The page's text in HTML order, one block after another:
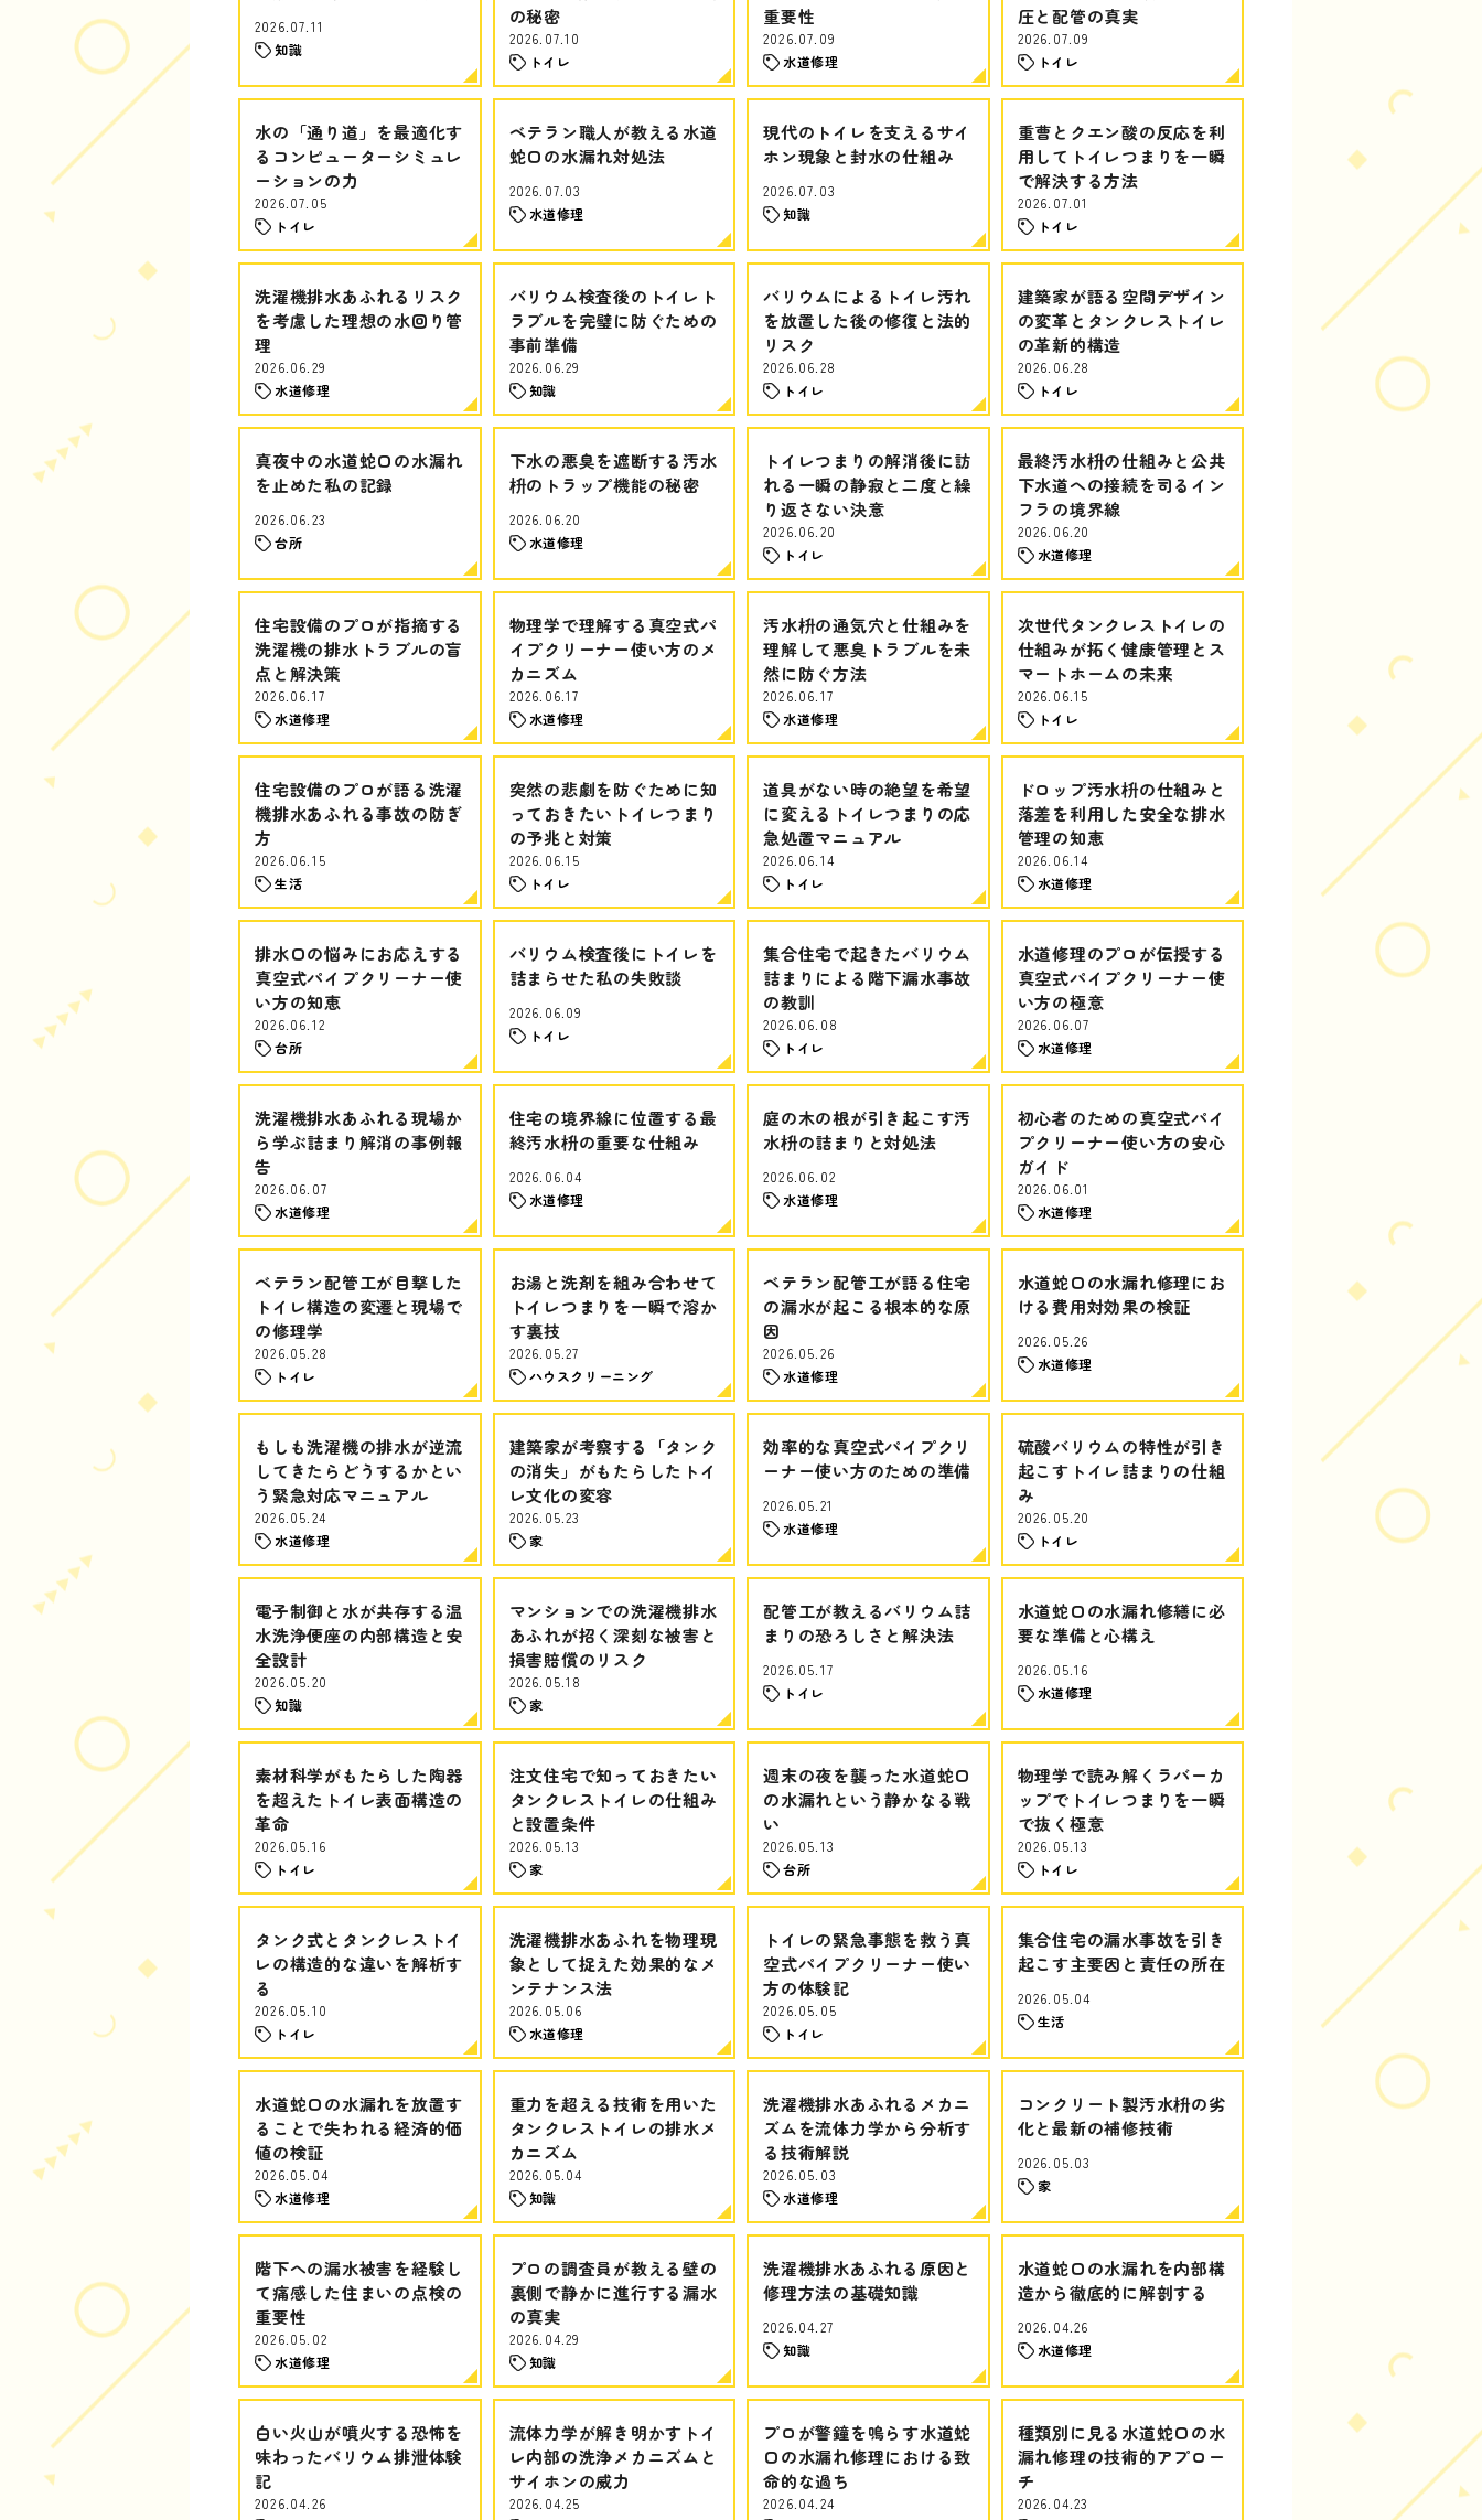
2026.07.11
知識
の秘密
2026.07.10
トイレ
重要性
2026.07.09
水道修理
圧と配管の真実
2026.07.09
トイレ
水の「通り道」を最適化す
るコンピューターシミュレ
ーションの力
2026.07.05
トイレ
ベテラン職人が教える水道
蛇口の水漏れ対処法
2026.07.03
水道修理
現代のトイレを支えるサイ
ホン現象と封水の仕組み
2026.07.03
知識
重曹とクエン酸の反応を利
用してトイレつまりを一瞬
で解決する方法
2026.07.01
トイレ
洗濯機排水あふれるリスク
を考慮した理想の水回り管
理
2026.06.29
水道修理
バリウム検査後のトイレト
ラブルを完璧に防ぐための
事前準備
2026.06.29
知識
バリウムによるトイレ汚れ
を放置した後の修復と法的
リスク
2026.06.28
トイレ
建築家が語る空間デザイン
の変革とタンクレストイレ
の革新的構造
2026.06.28
トイレ
真夜中の水道蛇口の水漏れ
を止めた私の記録
2026.06.23
台所
下水の悪臭を遮断する汚水
枡のトラップ機能の秘密
2026.06.20
水道修理
トイレつまりの解消後に訪
れる一瞬の静寂と二度と繰
り返さない決意
2026.06.20
トイレ
最終汚水枡の仕組みと公共
下水道への接続を司るイン
フラの境界線
2026.06.20
水道修理
住宅設備のプロが指摘する
洗濯機の排水トラブルの盲
点と解決策
2026.06.17
水道修理
物理学で理解する真空式パ
イプクリーナー使い方のメ
カニズム
2026.06.17
水道修理
汚水枡の通気穴と仕組みを
理解して悪臭トラブルを未
然に防ぐ方法
2026.06.17
水道修理
次世代タンクレストイレの
仕組みが拓く健康管理とス
マートホームの未来
2026.06.15
トイレ
住宅設備のプロが語る洗濯
機排水あふれる事故の防ぎ
方
2026.06.15
生活
突然の悲劇を防ぐために知
っておきたいトイレつまり
の予兆と対策
2026.06.15
トイレ
道具がない時の絶望を希望
に変えるトイレつまりの応
急処置マニュアル
2026.06.14
トイレ
ドロップ汚水枡の仕組みと
落差を利用した安全な排水
管理の知恵
2026.06.14
水道修理
排水口の悩みにお応えする
真空式パイプクリーナー使
い方の知恵
2026.06.12
台所
バリウム検査後にトイレを
詰まらせた私の失敗談
2026.06.09
トイレ
集合住宅で起きたバリウム
詰まりによる階下漏水事故
の教訓
2026.06.08
トイレ
水道修理のプロが伝授する
真空式パイプクリーナー使
い方の極意
2026.06.07
水道修理
洗濯機排水あふれる現場か
ら学ぶ詰まり解消の事例報
告
2026.06.07
水道修理
住宅の境界線に位置する最
終汚水枡の重要な仕組み
2026.06.04
水道修理
庭の木の根が引き起こす汚
水枡の詰まりと対処法
2026.06.02
水道修理
初心者のための真空式パイ
プクリーナー使い方の安心
ガイド
2026.06.01
水道修理
ベテラン配管工が目撃した
トイレ構造の変遷と現場で
の修理学
2026.05.28
トイレ
お湯と洗剤を組み合わせて
トイレつまりを一瞬で溶か
す裏技
2026.05.27
ハウスクリーニング
ベテラン配管工が語る住宅
の漏水が起こる根本的な原
因
2026.05.26
水道修理
水道蛇口の水漏れ修理にお
ける費用対効果の検証
2026.05.26
水道修理
もしも洗濯機の排水が逆流
してきたらどうするかとい
う緊急対応マニュアル
2026.05.24
水道修理
建築家が考察する「タンク
の消失」がもたらしたトイ
レ文化の変容
2026.05.23
家
効率的な真空式パイプクリ
ーナー使い方のための準備
2026.05.21
水道修理
硫酸バリウムの特性が引き
起こすトイレ詰まりの仕組
み
2026.05.20
トイレ
電子制御と水が共存する温
水洗浄便座の内部構造と安
全設計
2026.05.20
知識
マンションでの洗濯機排水
あふれが招く深刻な被害と
損害賠償のリスク
2026.05.18
家
配管工が教えるバリウム詰
まりの恐ろしさと解決法
2026.05.17
トイレ
水道蛇口の水漏れ修繕に必
要な準備と心構え
2026.05.16
水道修理
素材科学がもたらした陶器
を超えたトイレ表面構造の
革命
2026.05.16
トイレ
注文住宅で知っておきたい
タンクレストイレの仕組み
と設置条件
2026.05.13
家
週末の夜を襲った水道蛇口
の水漏れという静かなる戦
い
2026.05.13
台所
物理学で読み解くラバーカ
ップでトイレつまりを一瞬
で抜く極意
2026.05.13
トイレ
タンク式とタンクレストイ
レの構造的な違いを解析す
る
2026.05.10
トイレ
洗濯機排水あふれを物理現
象として捉えた効果的なメ
ンテナンス法
2026.05.06
水道修理
トイレの緊急事態を救う真
空式パイプクリーナー使い
方の体験記
2026.05.05
トイレ
集合住宅の漏水事故を引き
起こす主要因と責任の所在
2026.05.04
生活
水道蛇口の水漏れを放置す
ることで失われる経済的価
値の検証
2026.05.04
水道修理
重力を超える技術を用いた
タンクレストイレの排水メ
カニズム
2026.05.04
知識
洗濯機排水あふれるメカニ
ズムを流体力学から分析す
る技術解説
2026.05.03
水道修理
コンクリート製汚水枡の劣
化と最新の補修技術
2026.05.03
家
階下への漏水被害を経験し
て痛感した住まいの点検の
重要性
2026.05.02
水道修理
プロの調査員が教える壁の
裏側で静かに進行する漏水
の真実
2026.04.29
知識
洗濯機排水あふれる原因と
修理方法の基礎知識
2026.04.27
知識
水道蛇口の水漏れを内部構
造から徹底的に解剖する
2026.04.26
水道修理
白い火山が噴火する恐怖を
味わったバリウム排泄体験
記
2026.04.26
流体力学が解き明かすトイ
レ内部の洗浄メカニズムと
サイホンの威力
2026.04.25
プロが警鐘を鳴らす水道蛇
口の水漏れ修理における致
命的な過ち
2026.04.24
種類別に見る水道蛇口の水
漏れ修理の技術的アプロー
チ
2026.04.23